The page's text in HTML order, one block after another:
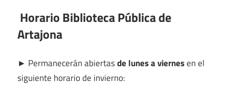
Horario Biblioteca Pública de
Artajona
► Permanecerán abiertasde lunes a viernesen el
siguiente horario de invierno: